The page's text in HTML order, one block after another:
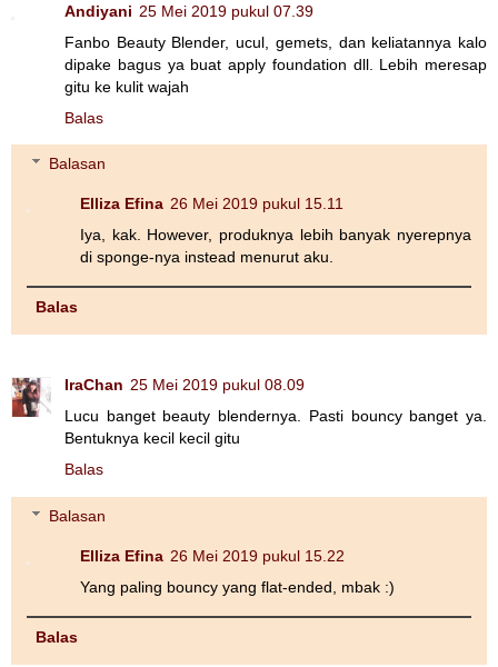
Andiyani 25 Mei 2019 pukul 07.39
Fanbo Beauty Blender, ucul, gemets, dan keliatannya kalo
dipake bagus ya buat apply foundation dll. Lebih meresap
gitu ke kulit wajah
Balas
Balasan
Elliza Efina 26 Mei 2019 pukul 15.11
Iya, kak. However, produknya lebih banyak nyerepnya
di sponge-nya instead menurut aku.
Balas
IraChan 25 Mei 2019 pukul 08.09
Lucu banget beauty blendernya. Pasti bouncy banget ya.
Bentuknya kecil kecil gitu
Balas
Balasan
Elliza Efina 26 Mei 2019 pukul 15.22
Yang paling bouncy yang flat-ended, mbak :)
Balas